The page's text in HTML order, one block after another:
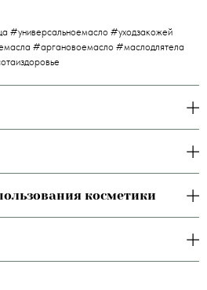
#универсальноемасло #уходзакожей
#аргановоемасло #маслодлятела
косметики